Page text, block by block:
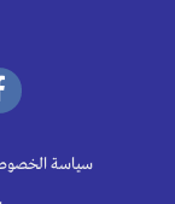
سياسة